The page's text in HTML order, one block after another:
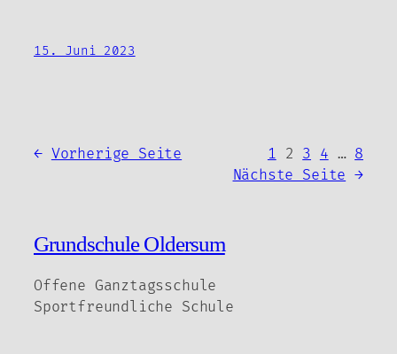
15. Juni 2023
← Vorherige Seite 1 2 3 4 … 8
Nächste Seite →
Grundschule Oldersum
Offene Ganztagsschule
Sportfreundliche Schule